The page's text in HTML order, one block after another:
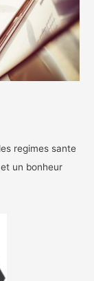
regimes sante
un bonheur